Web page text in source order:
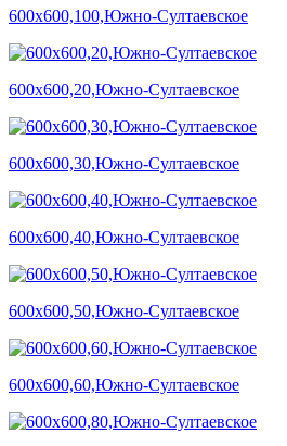
600х600,100,Южно-Султаевское
600х600,20,Южно-Султаевское
600х600,30,Южно-Султаевское
600х600,40,Южно-Султаевское
600х600,50,Южно-Султаевское
600х600,60,Южно-Султаевское